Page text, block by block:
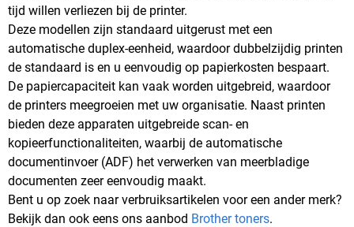
tijd willen verliezen bij de printer.
Deze modellen zijn standaard uitgerust met een
automatische duplex-eenheid, waardoor dubbelzijdig printen
de standaard is en u eenvoudig op papierkosten bespaart.
De papiercapaciteit kan vaak worden uitgebreid, waardoor
de printers meegroeien met uw organisatie. Naast printen
bieden deze apparaten uitgebreide scan- en
kopieerfunctionaliteiten, waarbij de automatische
documentinvoer (ADF) het verwerken van meerbladige
documenten zeer eenvoudig maakt.
Bent u op zoek naar verbruiksartikelen voor een ander merk?
Bekijk dan ook eens ons aanbod Brother toners.